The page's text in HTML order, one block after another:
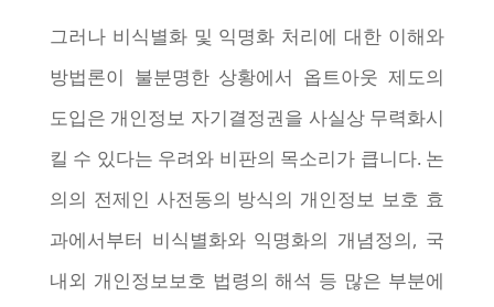
그러나 비식별화 및 익명화 처리에 대한 이해와
방법론이 불분명한 상황에서 옵트아웃 제도의
도입은 개인정보 자기결정권을 사실상 무력화시
킬 수 있다는 우려와 비판의 목소리가 큽니다. 논
의의 전제인 사전동의 방식의 개인정보 보호 효
과에서부터 비식별화와 익명화의 개념정의, 국
내외 개인정보보호 법령의 해석 등 많은 부분에